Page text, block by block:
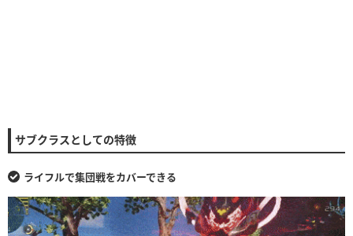
サブクラスとしての特徴
ライフルで集団戦をカバーできる